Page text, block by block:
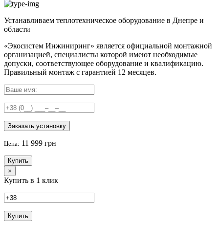
Устанавливаем теплотехническое оборудование в Днепре и
области
«Экосистем Инжиниринг» является официальной монтажной
организацией, специалисты которой имеют необходимые
допуски, соответствующее оборудование и квалификацию.
Правильный монтаж с гарантией 12 месяцев.
Заказать установку
Цена: 11 999 грн
Купить
×
Купить в 1 клик
Купить